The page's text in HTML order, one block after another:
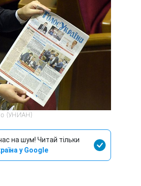
(УНИАН)
на шум! Читай тільки
у Google